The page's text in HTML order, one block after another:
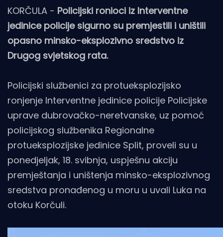
KORČULA - Policijski ronioci iz Interventne
jedinice policije sigurno su premjestili i uništili
opasno minsko-eksplozivno sredstvo iz
Drugog svjetskog rata.
Policijski službenici za protueksplozijsko
ronjenje Interventne jedinice policije Policijske
uprave dubrovačko-neretvanske, uz pomoć
policijskog službenika Regionalne
protueksplozijske jedinice Split, proveli su u
ponedjeljak, 18. svibnja, uspješnu akciju
premještanja i uništenja minsko-eksplozivnog
sredstva pronađenog u moru u uvali Luka na
otoku Korčuli.